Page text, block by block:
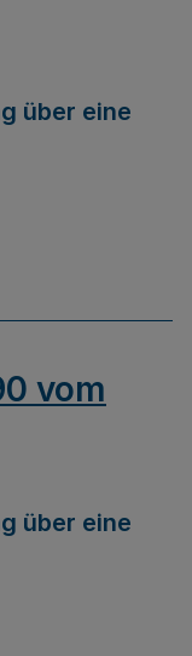
über eine
vom
über eine